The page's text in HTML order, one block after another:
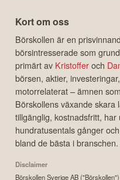
Kort om oss
Börskollen är en
börsintresserade som
primärt av Kristofferoch
börsen, aktier,
motorrelaterat – ämnen
Börskollens växande skara
tillgänglig, kostnadsfritt,
hundratusentals gånger
bland de bästa i branschen.
Disclaimer
Börskollen Sverige AB